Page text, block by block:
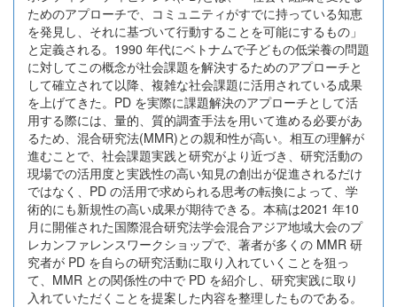
ためのアプローチで、コミュニティがすでに持っている知恵
を発見し、それに基づいて行動することを可能にするもの」
と定義される。1990 年代にベトナムで子どもの低栄養の問題
に対してこの概念が社会課題を解決するためのアプローチと
して確立されて以降、複雑な社会課題に活用されている成果
を上げてきた。PD を実際に課題解決のアプローチとして活
用する際には、量的、質的調査手法を用いて進める必要があ
るため、混合研究法(MMR)との親和性が高い。相互の理解が
進むことで、社会課題実践と研究がより近づき、研究活動の
現場での活用度と実践性の高い知見の創出が促進されるだけ
ではなく、PD の活用で求められる思考の転換によって、学
術的にも新規性の高い成果が期待できる。本稿は2021 年10
月に開催された国際混合研究法学会混合アジア地域大会のプ
レカンファレンスワークショップで、著者が多くの MMR 研
究者が PD を自らの研究活動に取り入れていくことを狙っ
て、MMR との関係性の中で PD を紹介し、研究実践に取り
入れていただくことを提案した内容を整理したものである。